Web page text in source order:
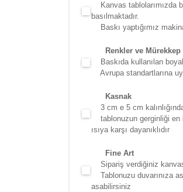
Kanvas tablolarımızda
basılmaktadır.
Baskı yaptığımız
Renkler ve Mürekkep
Baskıda kullanılan
Avrupa standartlarına
Kasnak
3 cm e 5 cm
tablonuzun gerginliği en
ısıya karşı dayanıklıdır
Fine Art
Sipariş verdiğiniz
Tablonuzu duvarınıza
asabilirsiniz